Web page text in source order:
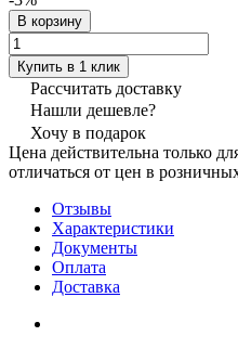
В корзину
Купить в 1 клик
Рассчитать доставку
Нашли дешевле?
Хочу в подарок
Цена действительна только
отличаться от цен в
Отзывы
Характеристики
Документы
Оплата
Доставка